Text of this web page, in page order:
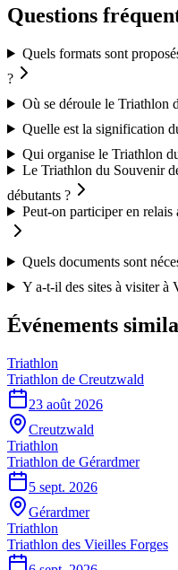
Questions
Quels formats sont
?
Où se déroule le Triathlon
Quelle est la signification
Qui organise le Triathlon
Le Triathlon du Souvenir
débutants ?
Peut-on participer en
Quels documents sont
Y a-t-il des sites à visiter à
Événements
Triathlon
Triathlon de Creutzwald
23 août 2026
Creutzwald
Triathlon
Triathlon de Gérardmer
5 sept. 2026
Gérardmer
Triathlon
Triathlon des Vieilles Forges